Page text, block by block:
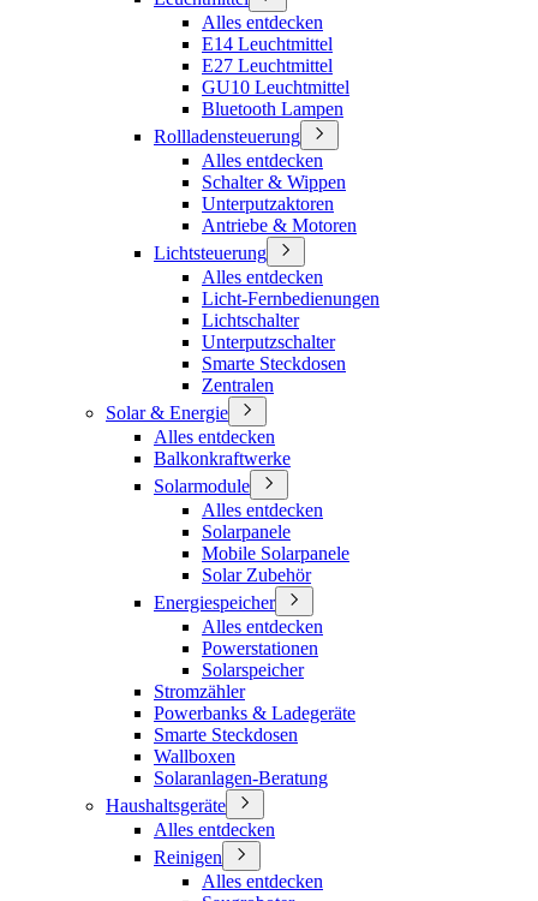
Alles entdecken
E14 Leuchtmittel
E27 Leuchtmittel
GU10 Leuchtmittel
Bluetooth Lampen
Rollladensteuerung
Alles entdecken
Schalter & Wippen
Unterputzaktoren
Antriebe & Motoren
Lichtsteuerung
Alles entdecken
Licht-Fernbedienungen
Lichtschalter
Unterputzschalter
Smarte Steckdosen
Zentralen
Solar & Energie
Alles entdecken
Balkonkraftwerke
Solarmodule
Alles entdecken
Solarpanele
Mobile Solarpanele
Solar Zubehör
Energiespeicher
Alles entdecken
Powerstationen
Solarspeicher
Stromzähler
Powerbanks & Ladegeräte
Smarte Steckdosen
Wallboxen
Solaranlagen-Beratung
Haushaltsgeräte
Alles entdecken
Reinigen
Alles entdecken